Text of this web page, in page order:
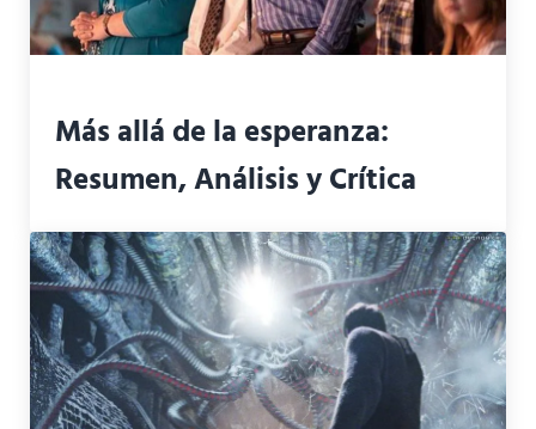
Más allá de la esperanza:
Resumen, Análisis y Crítica